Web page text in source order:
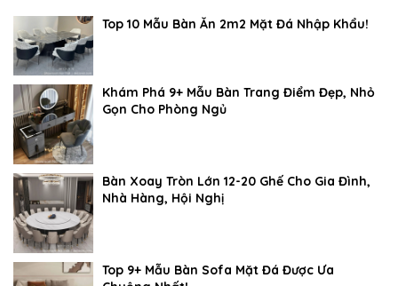
Top 10 Mẫu Bàn Ăn 2m2 Mặt Đá Nhập Khẩu!
Khám Phá 9+ Mẫu Bàn Trang Điểm Đẹp, Nhỏ
Gọn Cho Phòng Ngủ
Bàn Xoay Tròn Lớn 12-20 Ghế Cho Gia Đình,
Nhà Hàng, Hội Nghị
Top 9+ Mẫu Bàn Sofa Mặt Đá Được Ưa